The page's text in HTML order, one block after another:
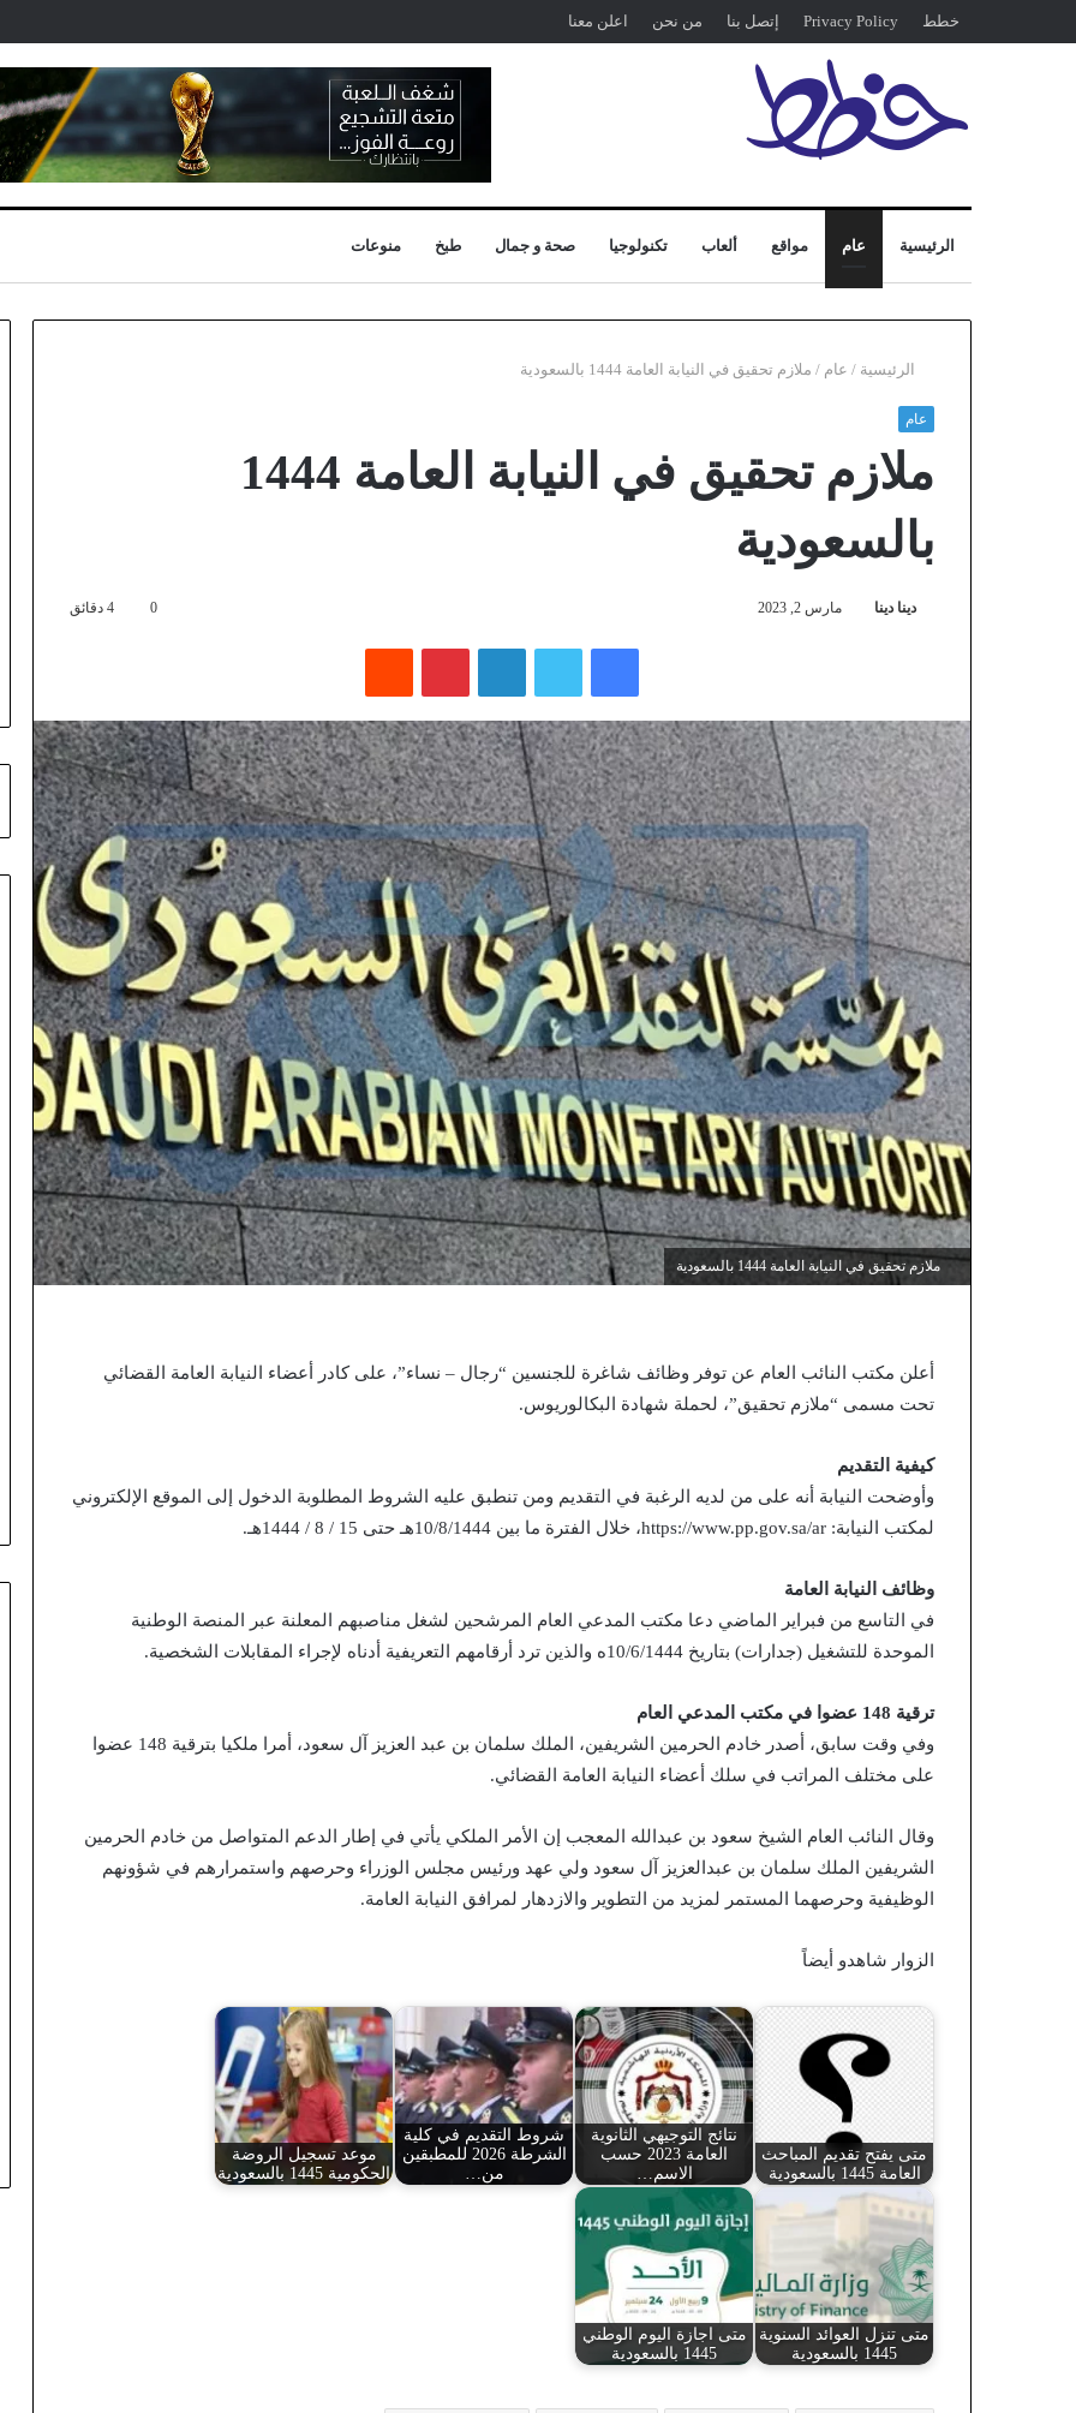
خطط Privacy Policy إتصل بنا من نحن اعلن معنا
الرئيسية عام مواقع ألعاب تكنولوجيا صحة و جمال طبخ منوعات
الرئيسية / عام / ملازم تحقيق في النيابة العامة 1444 بالسعودية
عام
ملازم تحقيق في النيابة العامة 1444
بالسعودية
دينا دينا مارس 2, 2023 0
فيسبوك لينكدإن بينتيريست
ملازم تحقيق في النيابة العامة 1444 بالسعودية
أعلن مكتب النائب العام عن توفر وظائف شاغرة للجنسين “رجال – نساء”، على كادر أعضاء النيابة العامة القضائي
تحت مسمى “ملازم تحقيق”، لحملة شهادة البكالوريوس.
كيفية التقديم
وأوضحت النيابة أنه على من لديه الرغبة في التقديم ومن تنطبق عليه الشروط المطلوبة الدخول إلى الموقع الإلكتروني
لمكتب النيابة: https://www.pp.gov.sa/ar، خلال الفترة ما بين 10/8/1444هـ حتى 15 / 8 / 1444هـ.
وظائف النيابة العامة
في التاسع من فبراير الماضي دعا مكتب المدعي العام المرشحين لشغل مناصبهم المعلنة عبر المنصة الوطنية
الموحدة للتشغيل (جدارات) بتاريخ 10/6/1444ه والذين ترد أرقامهم التعريفية أدناه لإجراء المقابلات الشخصية.
ترقية 148 عضوا في مكتب المدعي العام
وفي وقت سابق، أصدر خادم الحرمين الشريفين، الملك سلمان بن عبد العزيز آل سعود، أمرا ملكيا بترقية 148 عضوا
على مختلف المراتب في سلك أعضاء النيابة العامة القضائي.
وقال النائب العام الشيخ سعود بن عبدالله المعجب إن الأمر الملكي يأتي في إطار الدعم المتواصل من خادم الحرمين
الشريفين الملك سلمان بن عبدالعزيز آل سعود ولي عهد ورئيس مجلس الوزراء وحرصهم واستمرارهم في شؤونهم
الوظيفية وحرصهما المستمر لمزيد من التطوير والازدهار لمرافق النيابة العامة.
الزوار شاهدو أيضاً
متى يفتح تقديم المباحث
العامة 1445 بالسعودية
نتائج التوجيهي الثانوية
العامة 2023 حسب
الاسم…
شروط التقديم في كلية
الشرطة 2026 للمطبقين
من…
موعد تسجيل الروضة
الحكومية 1445 بالسعودية
متى تنزل العوائد السنوية
1445 بالسعودية
متى اجازة اليوم الوطني
1445 بالسعودية